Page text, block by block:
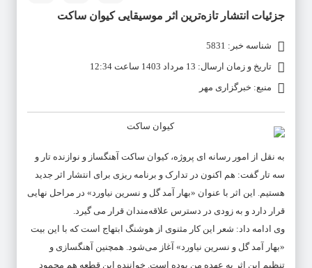
جزئیات انتشار تازه‌ترین اثر موسیقایی کیوان ساکت
شناسه خبر: 5831
تاریخ و زمان ارسال: 13 مرداد 1403 ساعت 12:34
منبع: خبرگزاری مهر
به نقل از امور رسانه ای پروژه، کیوان ساکت آهنگساز و نوازنده تار و
سه تار گفت: هم اکنون در تدارک و برنامه ریزی برای انتشار اثر جدید
هستیم. این اثر با عنوان «بهار آمد گل و نسرین نیاورد» در مراحل نهایی
قرار دارد و به زودی در دسترس علاقه‌مندان قرار می گیرد.
وی ادامه داد: شعر این کار مثنوی از هوشنگ ابتهاج است که با این بیت
«بهار آمد گل و نسرین نیاورد» آغاز می‌شود. همچنین آهنگسازی و
تنظیم این اثر به عهده من بوده است. خواننده این قطعه هم محمود